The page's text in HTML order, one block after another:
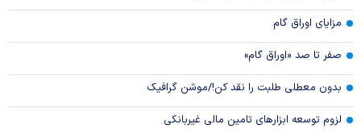
مزایای اوراق گام
صفر تا صد «اوراق گام»
بدون معطلی طلبت را نقد کن!/موشن گرافیک
لزوم توسعه ابزارهای تامین مالی غیربانکی